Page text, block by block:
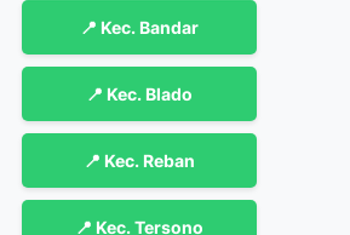
📍 Kec. Bandar
📍 Kec. Blado
📍 Kec. Reban
📍 Kec. Tersono